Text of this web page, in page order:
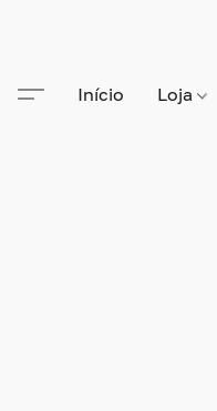
Início Loja